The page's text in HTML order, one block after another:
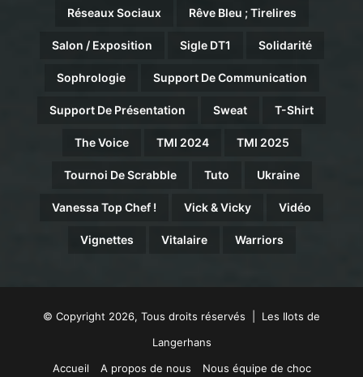
Réseaux Sociaux Rêve Bleu ; Tirelires
Salon / Exposition Sigle DT1 Solidarité
Sophrologie Support De Communication
Support De Présentation Sweat T-Shirt
The Voice TMI 2024 TMI 2025
Tournoi De Scrabble Tuto Ukraine
Vanessa Top Chef ! Vick & Vicky Vidéo
Vignettes Vitalaire Warriors
© Copyright 2026, Tous droits réservés | Les Ilots de
Langerhans
Accueil
A propos de nous Nous équipe de choc